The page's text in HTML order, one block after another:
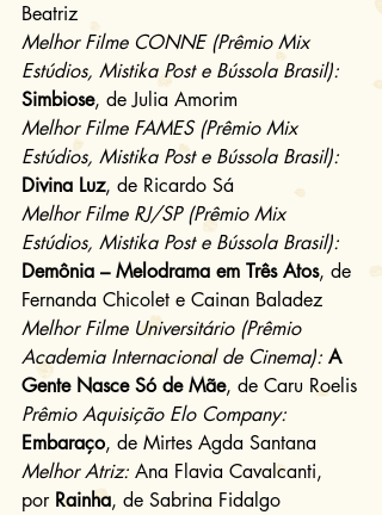
Beatriz
Melhor Filme CONNE (Prêmio Mix
Estúdios, Mistika Post e Bússola Brasil):
Simbiose, de Julia Amorim
Melhor Filme FAMES (Prêmio Mix
Estúdios, Mistika Post e Bússola Brasil):
Divina Luz, de Ricardo Sá
Melhor Filme RJ/SP (Prêmio Mix
Estúdios, Mistika Post e Bússola Brasil):
Demônia – Melodrama em Três Atos, de
Fernanda Chicolet e Cainan Baladez
Melhor Filme Universitário (Prêmio
Academia Internacional de Cinema): A
Gente Nasce Só de Mãe, de Caru Roelis
Prêmio Aquisição Elo Company:
Embaraço, de Mirtes Agda Santana
Melhor Atriz: Ana Flavia Cavalcanti,
por Rainha, de Sabrina Fidalgo